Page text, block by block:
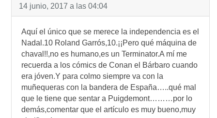
14 junio, 2017 a las 04:04
Aquí el único que se merece la independencia es el
Nadal.10 Roland Garrós,10.¡¡Pero qué máquina de
chaval!!,no es humano,es un Terminator.A mí me
recuerda a los cómics de Conan el Bárbaro cuando
era jóven.Y para colmo siempre va con la
muñequeras con la bandera de España…..qué mal
que le tiene que sentar a Puigdemont………por lo
demás,comentar que el artículo es muy bueno,muy